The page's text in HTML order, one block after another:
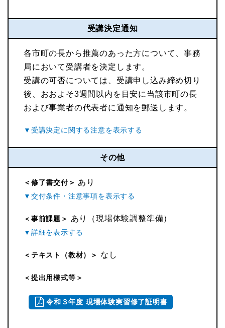
受講決定通知
各市町の長から推薦のあった方について、事務
局において受講者を決定します。
受講の可否については、受講申し込み締め切り
後、おおよそ3週間以内を目安に当該市町の長
および事業者の代表者に通知を郵送します。
その他
＜修了書交付＞ あり
＜事前課題＞ あり（現場体験調整準備）
＜テキスト（教材）＞ なし
＜提出用様式等＞
令和３年度 現場体験実習修了証明書